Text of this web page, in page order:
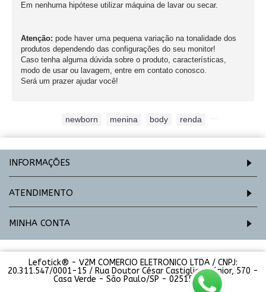
Em nenhuma hipótese utilizar máquina de lavar ou secar.
Atenção: pode haver uma pequena variação na tonalidade dos
produtos dependendo das configurações do seu monitor!
Caso tenha alguma dúvida sobre o produto, características,
modo de usar ou lavagem, entre em contato conosco.
Será um prazer ajudar você!
newborn menina body renda
INFORMAÇÕES
ATENDIMENTO
MINHA CONTA
Lefotick® - V2M COMERCIO ELETRONICO LTDA / CNPJ:
20.311.547/0001-15 / Rua Doutor César Castiglioni Júnior, 570 -
Casa Verde - São Paulo/SP - 02515-000